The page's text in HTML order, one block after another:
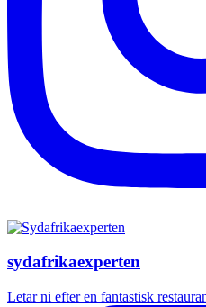
sydafrikaexperten
Letar ni efter en fantastisk